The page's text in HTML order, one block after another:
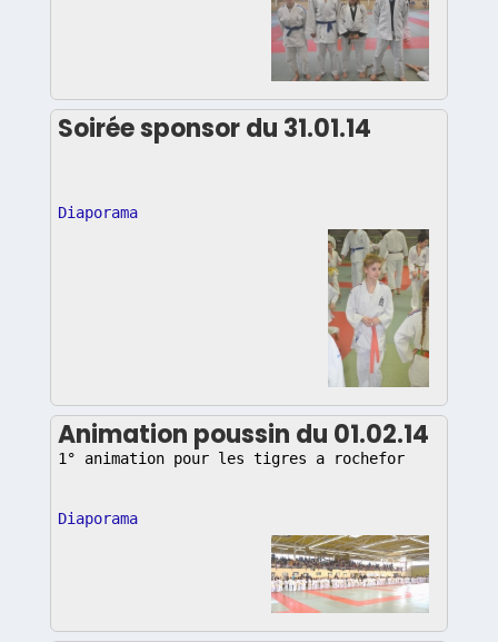
Soirée sponsor du 31.01.14
Diaporama
Animation poussin du 01.02.14
1° animation pour les tigres a rochefor
Diaporama